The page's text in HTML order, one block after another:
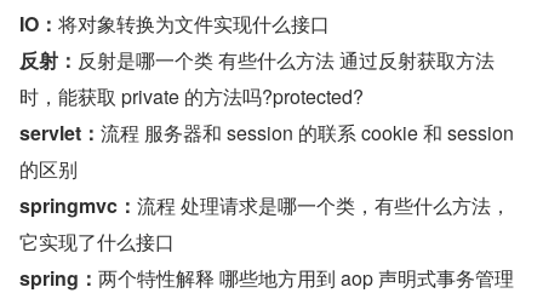
IO： 将对象转换为文件实现什么接口
反射： 反射是哪一个类 有些什么方法 通过反射获取方法
时，能获取 private 的方法吗?protected?
servlet： 流程 服务器和 session 的联系 cookie 和 session
的区别
springmvc： 流程 处理请求是哪一个类，有些什么方法，
它实现了什么接口
spring： 两个特性解释 哪些地方用到 aop 声明式事务管理